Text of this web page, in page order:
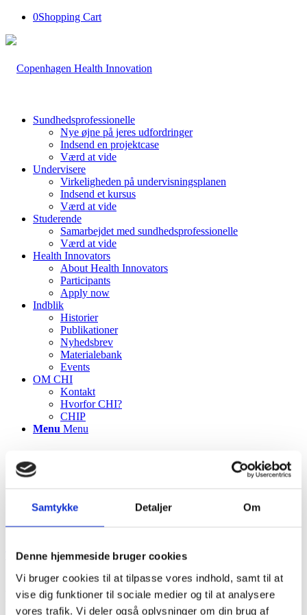
Samtykke Detaljer Om
Denne hjemmeside bruger cookies
Vi bruger cookies til at tilpasse vores indhold, samt til at
vise dig funktioner til sociale medier og til at analysere
vores trafik. Vi deler også oplysninger om din brug af
0Shopping Cart
Sundhedsprofessionelle
Nye øjne på jeres udfordringer
Indsend en projektcase
Værd at vide
Undervisere
Virkeligheden på undervisningsplanen
Indsend et kursus
Værd at vide
Studerende
Samarbejdet med sundhedsprofessionelle
Værd at vide
Health Innovators
About Health Innovators
Participants
Apply now
Indblik
Historier
Publikationer
Nyhedsbrev
Materialebank
Events
OM CHI
Kontakt
Hvorfor CHI?
CHIP
Menu Menu
TILBAGE TIL ALLE PROJEKTCASES
Portørsystem